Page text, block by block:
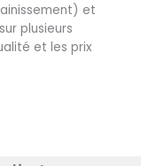
et
plusieurs
et les prix